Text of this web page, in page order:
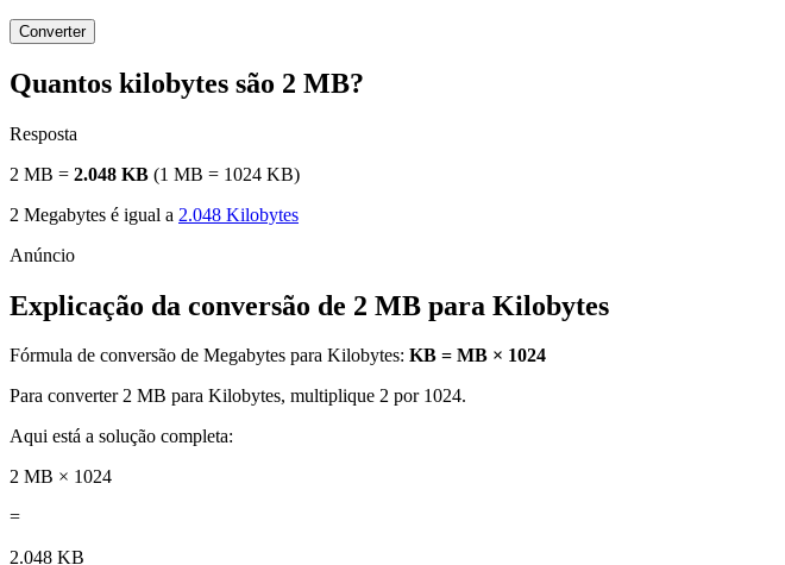
Converter
Quantos kilobytes são 2 MB?
Resposta
2 MB = 2.048 KB (1 MB = 1024 KB)
2 Megabytes é igual a 2.048 Kilobytes
Explicação da conversão de 2 MB para Kilobytes
Fórmula de conversão de Megabytes para Kilobytes: KB = MB × 1024
Para converter 2 MB para Kilobytes, multiplique 2 por 1024.
Aqui está a solução completa:
2 MB × 1024
=
2.048 KB